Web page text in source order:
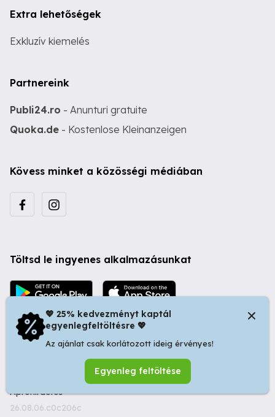
Extra lehetőségek
Exkluzív kiemelés
Partnereink
Publi24.ro - Anunturi gratuite
Quoka.de - Kostenlose Kleinanzeigen
Kövess minket a közösségi médiában
Töltsd le ingyenes alkalmazásunkat
© 2026 Startapró S.R.L. | Bulevardul Dacia nr 34, Oradea
410346, Romania | Tax ID: RO44483373 -
Ingyenes
Apróhirdetés
26.08.06.c0c206c
💖 25% kedvezményt kaptál
egyenlegfeltöltésre 💖
Az ajánlat csak korlátozott ideig érvényes!
Egyenleg feltöltése